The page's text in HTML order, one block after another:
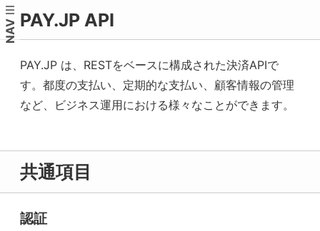
NAV PAY.JP API
PAY.JP は、RESTをベースに構成された決済APIで
す。都度の支払い、定期的な支払い、顧客情報の管理
など、ビジネス運用における様々なことができます。
共通項目
認証